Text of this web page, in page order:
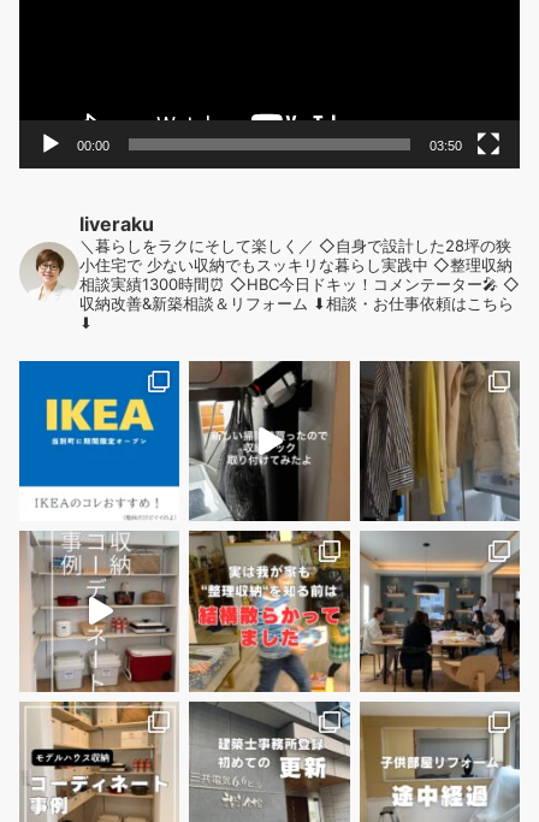
00:00 03:50
liveraku
＼暮らしをラクにそして楽しく／ ◇自身で設計した28坪の狭
小住宅で 少ない収納でもスッキリな暮らし実践中 ◇整理収納
相談実績1300時間⏰ ◇HBC今日ドキッ！コメンテーター🎤 ◇
収納改善&新築相談＆リフォーム ⬇︎相談・お仕事依頼はこちら
⬇︎